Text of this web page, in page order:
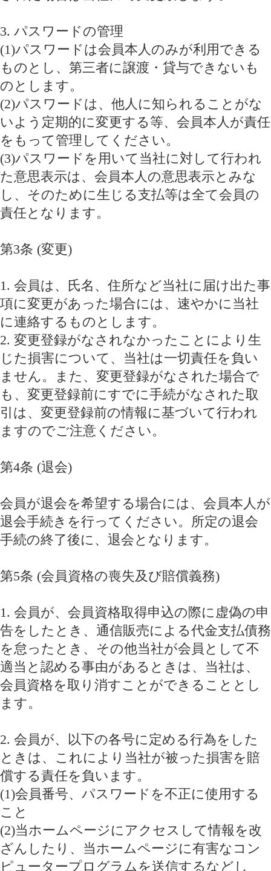
3. パスワードの管理
(1)パスワードは会員本人のみが利用できる
ものとし、第三者に譲渡・貸与できないも
のとします。
(2)パスワードは、他人に知られることがな
いよう定期的に変更する等、会員本人が責任
をもって管理してください。
(3)パスワードを用いて当社に対して行われ
た意思表示は、会員本人の意思表示とみな
し、そのために生じる支払等は全て会員の
責任となります。
第3条 (変更)
1. 会員は、氏名、住所など当社に届け出た事
項に変更があった場合には、速やかに当社
に連絡するものとします。
2. 変更登録がなされなかったことにより生
じた損害について、当社は一切責任を負い
ません。また、変更登録がなされた場合で
も、変更登録前にすでに手続がなされた取
引は、変更登録前の情報に基づいて行われ
ますのでご注意ください。
第4条 (退会)
会員が退会を希望する場合には、会員本人が
退会手続きを行ってください。所定の退会
手続の終了後に、退会となります。
第5条 (会員資格の喪失及び賠償義務)
1. 会員が、会員資格取得申込の際に虚偽の申
告をしたとき、通信販売による代金支払債務
を怠ったとき、その他当社が会員として不
適当と認める事由があるときは、当社は、
会員資格を取り消すことができることとし
ます。
2. 会員が、以下の各号に定める行為をした
ときは、これにより当社が被った損害を賠
償する責任を負います。
(1)会員番号、パスワードを不正に使用する
こと
(2)当ホームページにアクセスして情報を改
ざんしたり、当ホームページに有害なコン
ピュータープログラムを送信するなどし